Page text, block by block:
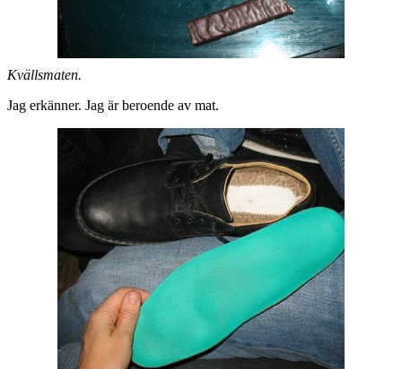
Kvällsmaten.
Jag erkänner. Jag är beroende av mat.